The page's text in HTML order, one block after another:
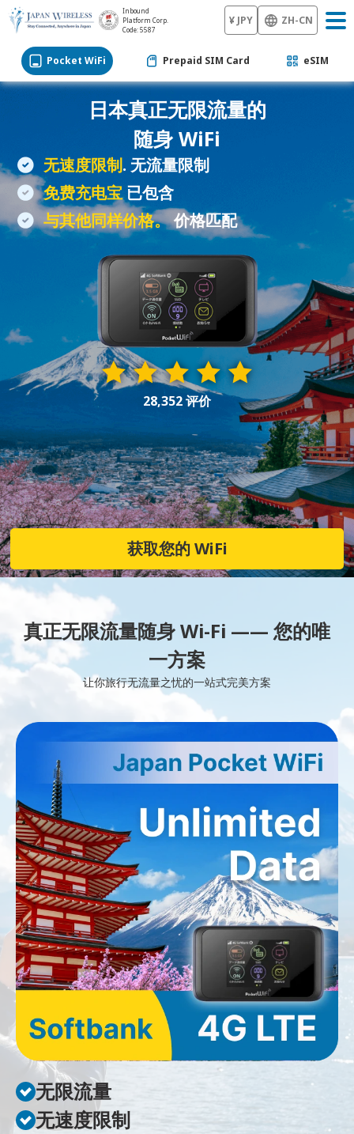
Inbound
Platform Corp.
Code: 5587
¥ JPY ZH-CN
Pocket WiFi Prepaid SIM Card eSIM
日本真正无限流量的
随身 WiFi
无速度限制. 无流量限制
免费充电宝已包含
与其他同样价格。价格匹配
28,352 评价
获取您的 WiFi
真正无限流量随身 Wi-Fi —— 您的唯
一方案
让你旅行无流量之忧的一站式完美方案
无限流量
无速度限制